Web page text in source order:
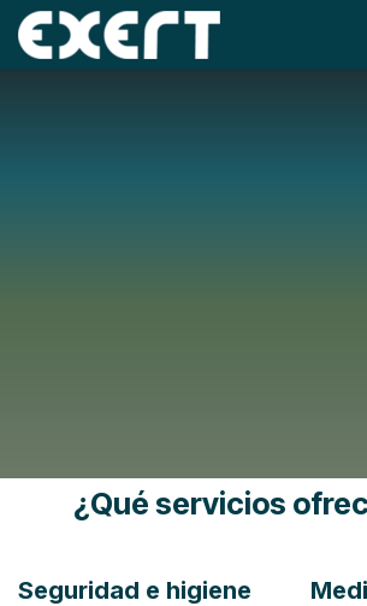
Ir al contenido
¿Qué servicios
Seguridad e higiene